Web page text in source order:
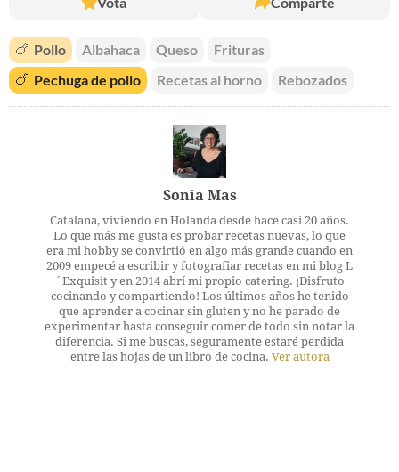
🍗 Pollo Albahaca Queso
Frituras
🍗 Pechuga de pollo Recetas al horno Rebozados
Sonia Mas
Catalana, viviendo en Holanda desde hace casi 20 años.
Lo que más me gusta es probar recetas nuevas, lo que
era mi hobby se convirtió en algo más grande cuando en
2009 empecé a escribir y fotografiar recetas en mi blog L
´Exquisit y en 2014 abrí mi propio catering. ¡Disfruto
cocinando y compartiendo! Los últimos años he tenido
que aprender a cocinar sin gluten y no he parado de
experimentar hasta conseguir comer de todo sin notar la
diferencia. Si me buscas, seguramente estaré perdida
entre las hojas de un libro de cocina. Ver autora